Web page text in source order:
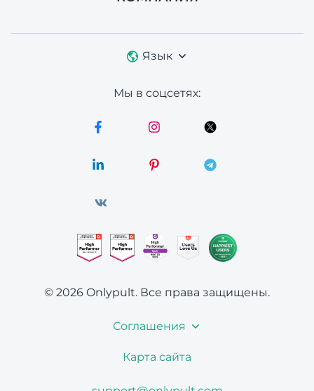
Язык
Мы в соцсетях:
© 2026 Onlypult. Все права защищены.
Соглашения
Карта сайта